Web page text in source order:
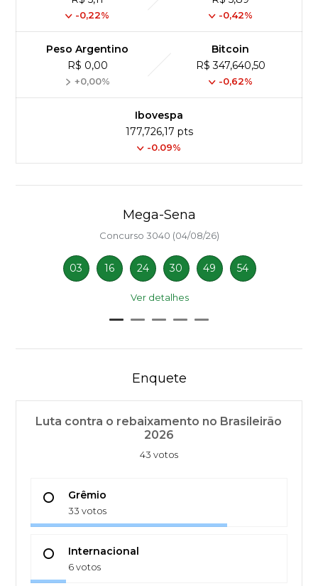
-0,22% -0,42%
Peso Argentino
R$ 0,00
+0,00%
Bitcoin
R$ 347,640,50
-0,62%
Ibovespa
177,726,17 pts
-0.09%
Mega-Sena
Concurso 3040 (04/08/26)
03 16 24 30 49 54
Ver detalhes
Enquete
Luta contra o rebaixamento no Brasileirão
2026
43 votos
Grêmio
33 votos
Internacional
6 votos